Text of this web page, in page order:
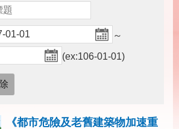
～
(ex:106-01-01)
《都市危險及老舊建築物加速重